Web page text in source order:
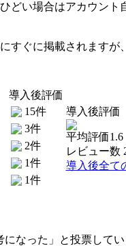
どい場合はアカウント
すぐに掲載されます
導入後評価
15件
3件
2件
1件
1件
導入後評価
平均評価1.6
レビュー数
導入後全て
になった」と投票してい